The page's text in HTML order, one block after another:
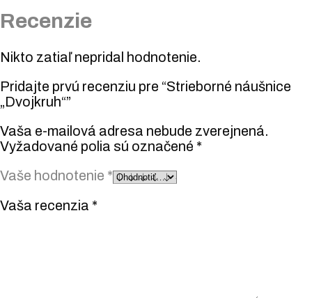
Recenzie
Nikto zatiaľ nepridal hodnotenie.
Pridajte prvú recenziu pre “Strieborné náušnice
„Dvojkruh“”
Vaša e-mailová adresa nebude zverejnená.
Vyžadované polia sú označené *
Vaše hodnotenie *
Vaša recenzia *